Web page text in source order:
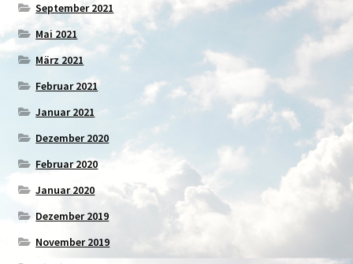
September 2021
Mai 2021
März 2021
Februar 2021
Januar 2021
Dezember 2020
Februar 2020
Januar 2020
Dezember 2019
November 2019